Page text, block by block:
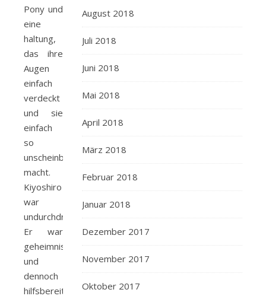
Pony und
eine
haltung,
das ihre
Augen
einfach
verdeckt
und sie
einfach
so
unscheinbar
macht.
Kiyoshiro
war
undurchdringlich.
Er war
geheimnisvoll
und
dennoch
hilfsbereit,
August 2018
Juli 2018
Juni 2018
Mai 2018
April 2018
März 2018
Februar 2018
Januar 2018
Dezember 2017
November 2017
Oktober 2017